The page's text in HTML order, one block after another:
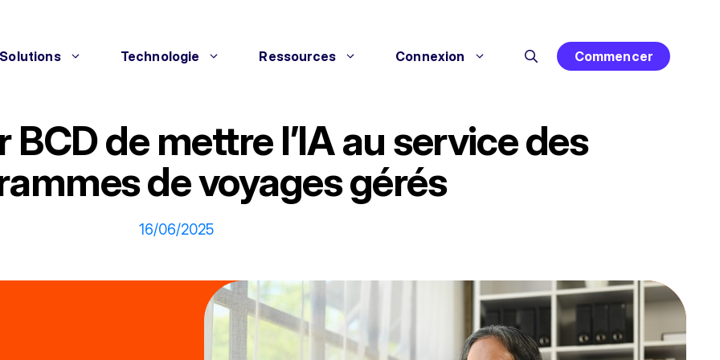
Solutions Technologie Ressources Connexion Commencer
de mettre l’IA au service des
de voyages gérés
16/06/2025